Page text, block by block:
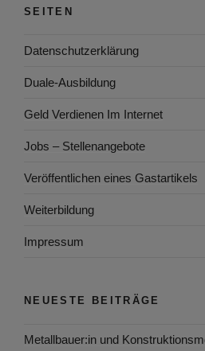
SEITEN
Datenschutzerklärung
Duale-Ausbildung
Geld Verdienen Im Internet
Jobs – Stellenangebote
Veröffentlichen eines Gastartikels
Weiterbildung
Impressum
NEUESTE BEITRÄGE
Metallbauer:in und